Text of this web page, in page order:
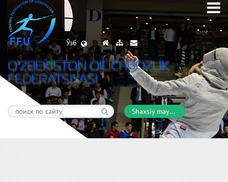
Ўзб
O’ZBEKISTON QILICHBOZLIK
FEDERATSIYASI
Shaxsiy maydon